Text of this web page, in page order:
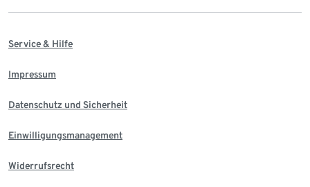
Service & Hilfe
Impressum
Datenschutz und Sicherheit
Einwilligungsmanagement
Widerrufsrecht